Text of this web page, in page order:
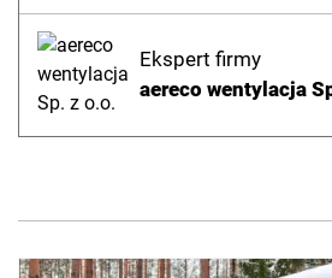
Ekspert firmy
aereco wentylacja